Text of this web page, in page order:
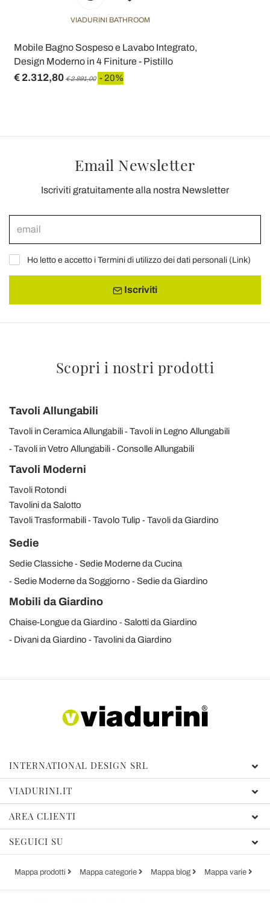
VIADURINI BATHROOM
Mobile Bagno Sospeso e Lavabo Integrato,
Design Moderno in 4 Finiture - Pistillo
€ 2.312,80 € 2.891,00 - 20%
Email Newsletter
Iscriviti gratuitamente alla nostra Newsletter
Ho letto e accetto i Termini di utilizzo dei dati personali (Link)
Iscriviti
Scopri i nostri prodotti
Tavoli Allungabili
Tavoli in Ceramica Allungabili
Tavoli in Legno Allungabili
Tavoli in Vetro Allungabili
Consolle Allungabili
Tavoli Moderni
Tavoli Rotondi
Tavolini da Salotto
Tavoli Trasformabili
Tavolo Tulip Tavoli da Giardino
Sedie
Sedie Classiche
Sedie Moderne da Cucina
Sedie Moderne da Soggiorno
Sedie da Giardino
Mobili da Giardino
Chaise-Longue da Giardino
Salotti da Giardino
Divani da Giardino
Tavolini da Giardino
INTERNATIONAL DESIGN SRL
VIADURINI.IT
AREA CLIENTI
SEGUICI SU
Mappa prodotti Mappa categorie Mappa blog Mappa varie